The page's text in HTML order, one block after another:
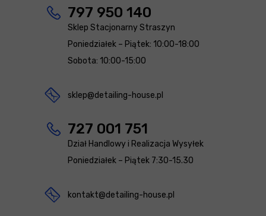
797 950 140
Sklep Stacjonarny Straszyn
Poniedziałek – Piątek: 10:00-18:00
Sobota: 10:00-15:00
sklep@detailing-house.pl
727 001 751
Dział Handlowy i Realizacja Wysyłek
Poniedziałek – Piątek 7:30-15.30
kontakt@detailing-house.pl